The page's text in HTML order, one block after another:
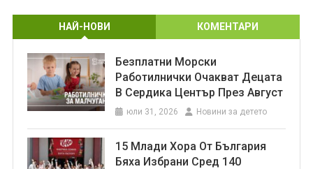
НАЙ-НОВИ КОМЕНТАРИ
Безплатни Морски
Работилнички Очакват Децата
В Сердика Център През Август
юли 31, 2026 Новини за детето
15 Млади Хора От България
Бяха Избрани Сред 140